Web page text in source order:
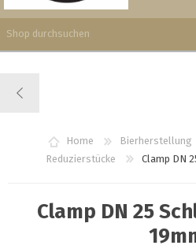
WUNSCHLISTE
Home Bierherstellung
Reduzierstücke
Clamp DN
Clamp DN 25